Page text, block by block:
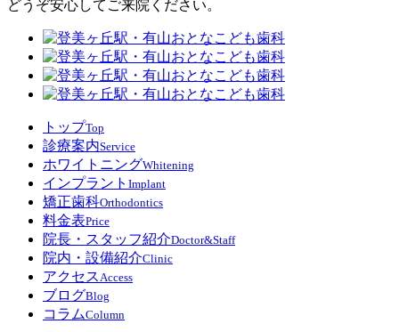
どうぞ安心してご来院ください。
トップTop
診療案内Service
ホワイトニングWhitening
インプラント Implant
矯正歯科Orthodontics
料金表Price
院長・スタッフ紹介Doctor&Staff
院内・設備紹介Clinic
アクセス Access
ブログBlog
コラムColumn